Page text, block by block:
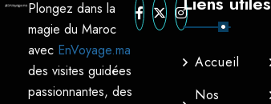
Plongez dans la
magie du Maroc
avec EnVoyage.ma
des visites guidées
passionnantes, des
Accueil
Nos